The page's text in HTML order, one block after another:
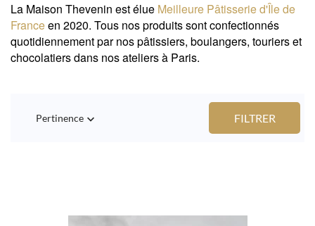
La Maison Thevenin est élue Meilleure Pâtisserie d'Île de
Franceen 2020. Tous nos produits sont confectionnés
quotidiennement par nos pâtissiers, boulangers, touriers et
chocolatiers dans nos ateliers à Paris.
Pertinence  FILTRER